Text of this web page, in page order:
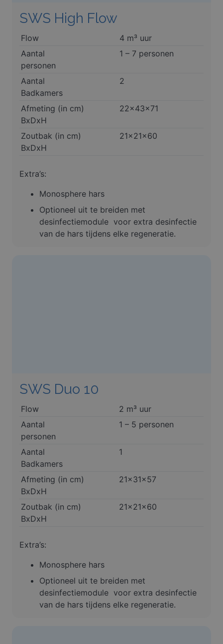
SWS High Flow
Flow
4 m³ uur
Aantal
personen
1 – 7 personen
Aantal
Badkamers
2
Afmeting (in cm)
BxDxH
22x43x71
Zoutbak (in cm)
BxDxH
21x21x60
Extra’s:
Monosphere hars
Optioneel uit te breiden met
desinfectiemodule voor extra desinfectie
van de hars tijdens elke regeneratie.
SWS Duo 10
Flow
2 m³ uur
Aantal
personen
1 – 5 personen
Aantal
Badkamers
1
Afmeting (in cm)
BxDxH
21x31x57
Zoutbak (in cm)
BxDxH
21x21x60
Extra’s:
Monosphere hars
Optioneel uit te breiden met
desinfectiemodule voor extra desinfectie
van de hars tijdens elke regeneratie.